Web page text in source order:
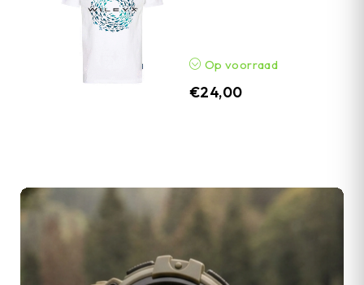
Op voorraad
€24,00